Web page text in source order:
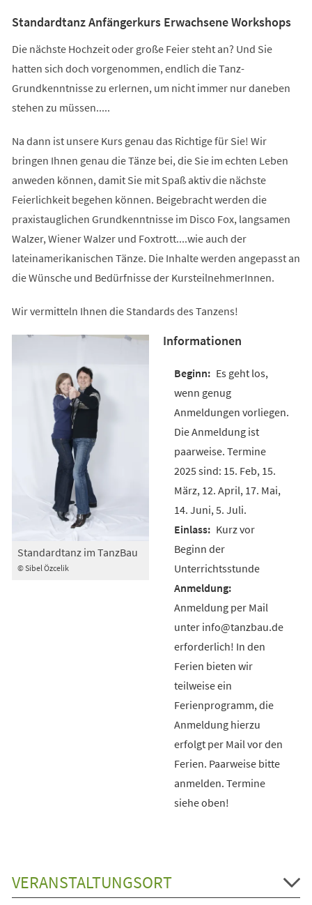
Standardtanz Anfängerkurs Erwachsene Workshops
Die nächste Hochzeit oder große Feier steht an? Und Sie
hatten sich doch vorgenommen, endlich die Tanz-
Grundkenntnisse zu erlernen, um nicht immer nur daneben
stehen zu müssen.....
Na dann ist unsere Kurs genau das Richtige für Sie! Wir
bringen Ihnen genau die Tänze bei, die Sie im echten Leben
anweden können, damit Sie mit Spaß aktiv die nächste
Feierlichkeit begehen können. Beigebracht werden die
praxistauglichen Grundkenntnisse im Disco Fox, langsamen
Walzer, Wiener Walzer und Foxtrott....wie auch der
lateinamerikanischen Tänze. Die Inhalte werden angepasst an
die Wünsche und Bedürfnisse der KursteilnehmerInnen.
Wir vermitteln Ihnen die Standards des Tanzens!
© Sibel Özcelik
Standardtanz im TanzBau
Informationen
Es geht los,
wenn genug
Anmeldungen vorliegen.
Die Anmeldung ist
paarweise. Termine
2025 sind: 15. Feb, 15.
März, 12. April, 17. Mai,
14. Juni, 5. Juli.
Kurz vor
Beginn der
Unterrichtsstunde
Anmeldung per Mail
unter info@tanzbau.de
erforderlich! In den
Ferien bieten wir
teilweise ein
Ferienprogramm, die
Anmeldung hierzu
erfolgt per Mail vor den
Ferien. Paarweise bitte
anmelden. Termine
siehe oben!
VERANSTALTUNGSORT